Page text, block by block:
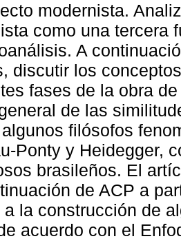
modernista.
como una tercera
A
discutir los
fases de la obra
de las
filósofos
Ponty y Heidegger,
brasileños. El
de ACP a
a la construcción de
acuerdo con el